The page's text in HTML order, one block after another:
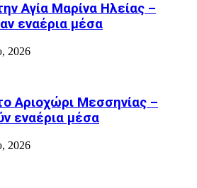
Aγία Μαρίνα Ηλείας –
εναέρια μέσα
2026
Αριοχώρι Μεσσηνίας –
εναέρια μέσα
2026